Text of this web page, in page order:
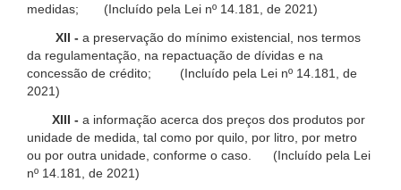
medidas; (Incluído pela Lei nº 14.181, de 2021)
XII - a preservação do mínimo existencial, nos termos
da regulamentação, na repactuação de dívidas e na
concessão de crédito; (Incluído pela Lei nº 14.181, de
2021)
XIII - a informação acerca dos preços dos produtos por
unidade de medida, tal como por quilo, por litro, por metro
ou por outra unidade, conforme o caso. (Incluído pela Lei
nº 14.181, de 2021)